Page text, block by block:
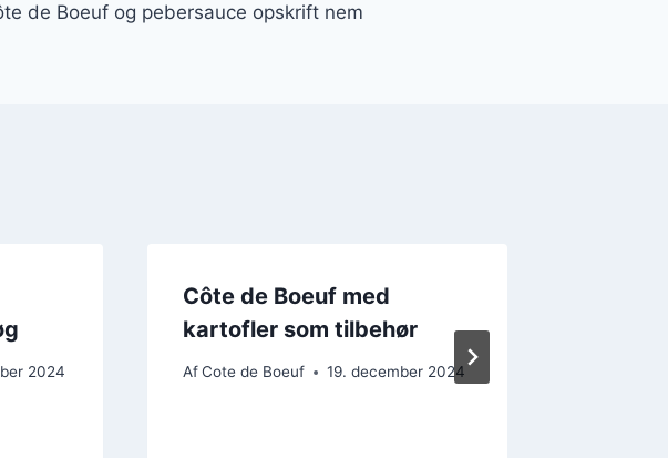
de Boeuf og pebersauce opskrift nem
2024
Côte de Boeuf med
kartofler som tilbehør
Af Cote de Boeuf 19. december 2024